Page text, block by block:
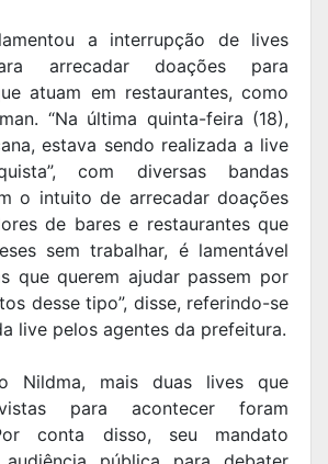
a interrupção de lives
arrecadar doações para
atuam em restaurantes, como
“Na última quinta-feira (18),
estava sendo realizada a live
com diversas bandas
o intuito de arrecadar doações
de bares e restaurantes que
sem trabalhar, é lamentável
que querem ajudar passem por
desse tipo”, disse, referindo-se
live pelos agentes da prefeitura.
Nildma, mais duas lives que
para acontecer foram
conta disso, seu mandato